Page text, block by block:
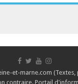
et-marne.com
contraire. Portail